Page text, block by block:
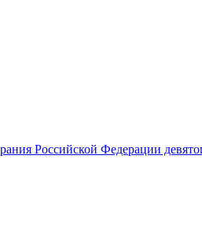
Российской Федерации